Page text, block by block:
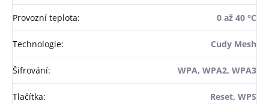
Provozní teplota: 0 až 40 °C
Technologie: Cudy Mesh
Šifrování: WPA, WPA2, WPA3
Tlačítka: Reset, WPS